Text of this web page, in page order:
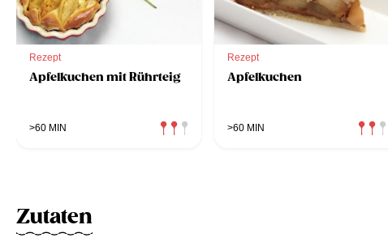
Rezept
Apfelkuchen mit Rührteig
>60 MIN
Rezept
Apfelkuchen
>60 MIN
Zutaten